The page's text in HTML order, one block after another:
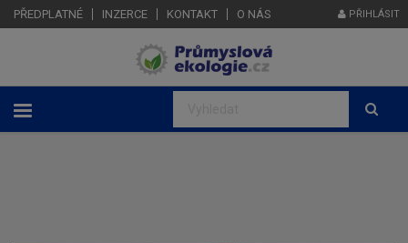
PŘEDPLATNÉ INZERCE KONTAKT O NÁS PŘIHLÁSIT